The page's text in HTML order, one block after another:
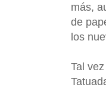
más,
de
los
Tal